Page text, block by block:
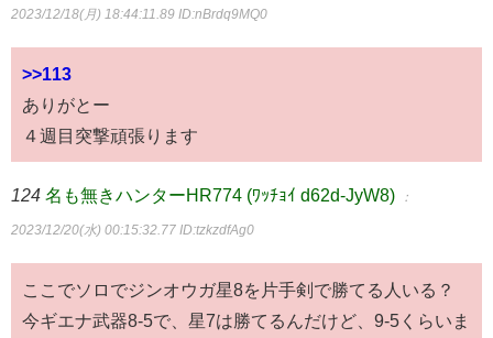
2023/12/18(月) 18:44:11.89 ID:nBrdq9MQ0
>>113
ありがとー
４週目突撃頑張ります
124 名も無きハンターHR774 (ﾜｯﾁｮｲ d62d-JyW8) ：
2023/12/20(水) 00:15:32.77 ID:tzkzdfAg0
ここでソロでジンオウガ星8を片手剣で勝てる人いる？
今ギエナ武器8-5で、星7は勝てるんだけど、9-5くらいま